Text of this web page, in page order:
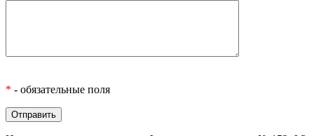
* - обязательные поля